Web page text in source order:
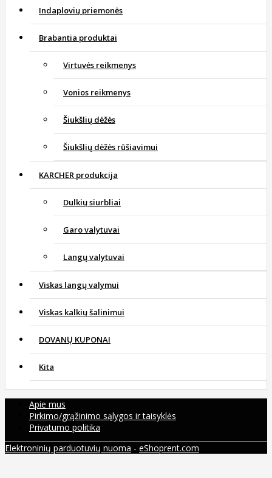
Indaplovių priemonės
Brabantia produktai
Virtuvės reikmenys
Vonios reikmenys
Šiukšlių dėžės
Šiukšlių dėžės rūšiavimui
KARCHER produkcija
Dulkių siurbliai
Garo valytuvai
Langų valytuvai
Viskas langų valymui
Viskas kalkių šalinimui
DOVANŲ KUPONAI
Kita
Apie mus
Pirkimo/grąžinimo sąlygos ir taisyklės
Privatumo politika
Elektroninių parduotuvių nuoma - eShoprent.com